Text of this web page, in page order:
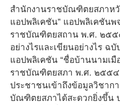
สำนักงานราชบัณฑิตยสภาห
แอปพลิเคชัน” แอปพลิเคชัน
ราชบัณฑิตยสถาน พ.ศ. ๒๕๕
อย่างไรและเขียนอย่างไร
แอปพลิเคชัน “ชื่อบ้านนามเมื
ราชบัณฑิตยสภา พ.ศ. ๒๕๕๔
ประชาชนเข้าถึงข้อมูลวิชาก
บัณฑิตยสภาได้สะดวกยิ่งขึ้น